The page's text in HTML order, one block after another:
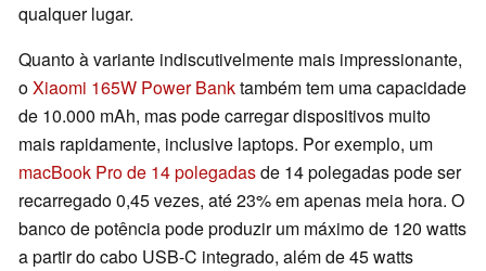
qualquer lugar.
Quanto à variante indiscutivelmente mais impressionante,
oXiaomi 165W Power Banktambém tem uma capacidade
de 10.000 mAh, mas pode carregar dispositivos muito
mais rapidamente, inclusive laptops. Por exemplo, um
macBook Pro de 14 polegadasde 14 polegadas pode ser
recarregado 0,45 vezes, até 23% em apenas meia hora. O
banco de potência pode produzir um máximo de 120 watts
a partir do cabo USB-C integrado, além de 45 watts